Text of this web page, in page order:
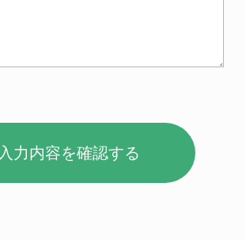
入力内容を確認する